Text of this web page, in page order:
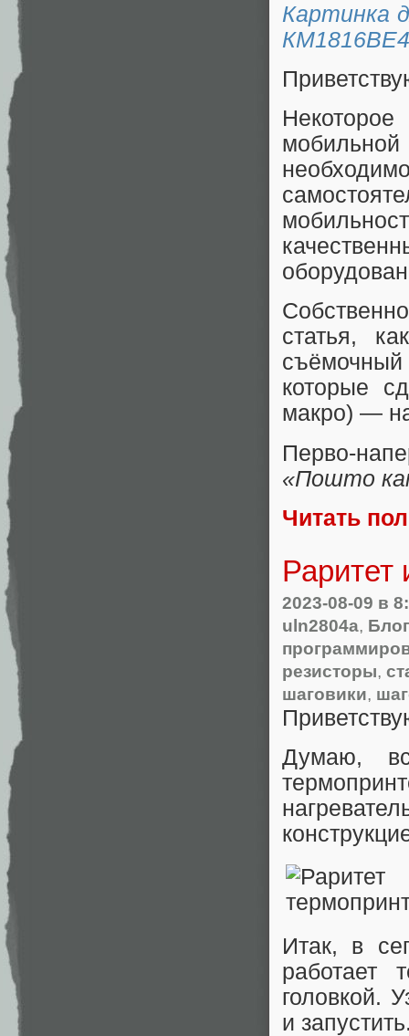
Картинка
статья,
которые
макро) —
Перво-
«Пошто
Читать
Раритет
2023-08-09 в
uln2804a,
резисторы,
шаговики,
Думаю,
Итак, в
работает
головкой.
и